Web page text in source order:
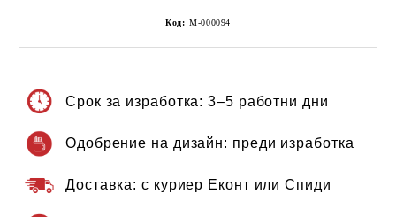
Код: M-000094
Срок за изработка: 3–5 работни дни
Одобрение на дизайн: преди изработка
Доставка: с куриер Еконт или Спиди